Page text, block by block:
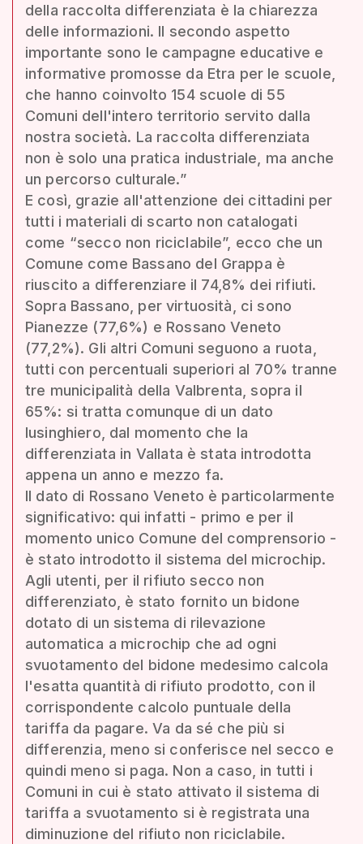
della raccolta differenziata è la chiarezza
delle informazioni. Il secondo aspetto
importante sono le campagne educative e
informative promosse da Etra per le scuole,
che hanno coinvolto 154 scuole di 55
Comuni dell'intero territorio servito dalla
nostra società. La raccolta differenziata
non è solo una pratica industriale, ma anche
un percorso culturale.”
E così, grazie all'attenzione dei cittadini per
tutti i materiali di scarto non catalogati
come “secco non riciclabile”, ecco che un
Comune come Bassano del Grappa è
riuscito a differenziare il 74,8% dei rifiuti.
Sopra Bassano, per virtuosità, ci sono
Pianezze (77,6%) e Rossano Veneto
(77,2%). Gli altri Comuni seguono a ruota,
tutti con percentuali superiori al 70% tranne
tre municipalità della Valbrenta, sopra il
65%: si tratta comunque di un dato
lusinghiero, dal momento che la
differenziata in Vallata è stata introdotta
appena un anno e mezzo fa.
Il dato di Rossano Veneto è particolarmente
significativo: qui infatti - primo e per il
momento unico Comune del comprensorio -
è stato introdotto il sistema del microchip.
Agli utenti, per il rifiuto secco non
differenziato, è stato fornito un bidone
dotato di un sistema di rilevazione
automatica a microchip che ad ogni
svuotamento del bidone medesimo calcola
l'esatta quantità di rifiuto prodotto, con il
corrispondente calcolo puntuale della
tariffa da pagare. Va da sé che più si
differenzia, meno si conferisce nel secco e
quindi meno si paga. Non a caso, in tutti i
Comuni in cui è stato attivato il sistema di
tariffa a svuotamento si è registrata una
diminuzione del rifiuto non riciclabile.